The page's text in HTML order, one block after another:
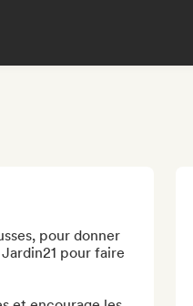
pour donner
pour faire